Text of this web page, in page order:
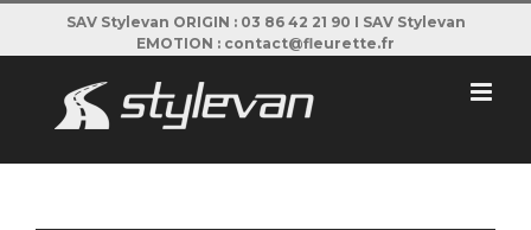
au
contenu
SAV Stylevan ORIGIN : 03 86 42 21 90 I SAV Stylevan
EMOTION : contact@fleurette.fr